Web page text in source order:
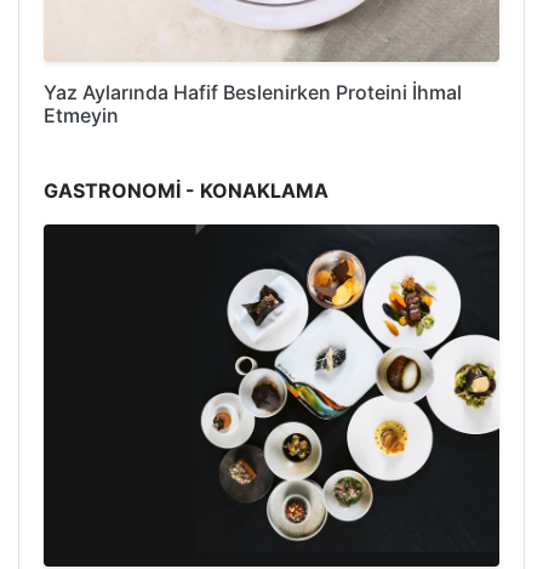
Yaz Aylarında Hafif Beslenirken Proteini İhmal
Etmeyin
GASTRONOMİ - KONAKLAMA